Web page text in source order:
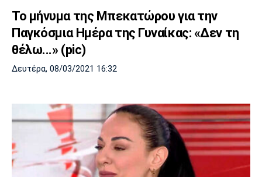
Το μήνυμα της Μπεκατώρου για την
Παγκόσμια Ημέρα της Γυναίκας: «Δεν τη
θέλω...» (pic)
Δευτέρα, 08/03/2021 16:32